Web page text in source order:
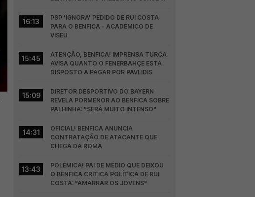
16:13
PSP 'IGNORA' PEDIDO DE RUI COSTA
PARA O BENFICA - ACADÉMICO DE
VISEU
15:45
ATENÇÃO, BENFICA! IMPRENSA TURCA
AVISA QUANTO O FENERBAHÇE ESTÁ
DISPOSTO A PAGAR POR PAVLIDIS
15:09
DIRETOR DESPORTIVO DO BAYERN
REVELA PORMENOR AO BENFICA SOBRE
PALHINHA: "SERÁ MUITO INTENSO"
14:31
OFICIAL! BENFICA ANUNCIA
CONTRATAÇÃO DE ATACANTE QUE
CHEGA DA ROMA
13:43
POLÉMICA! PAI DE MÉDIO QUE DEIXOU
O BENFICA CRITICA POLÍTICA DE RUI
COSTA: "AMARRAR OS JOVENS"